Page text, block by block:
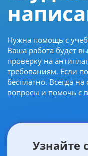
Нужна помощь с
Ваша работа будет
проверку на
требованиям. Если
бесплатно. Всегда
вопросы и помочь с
Узнайте